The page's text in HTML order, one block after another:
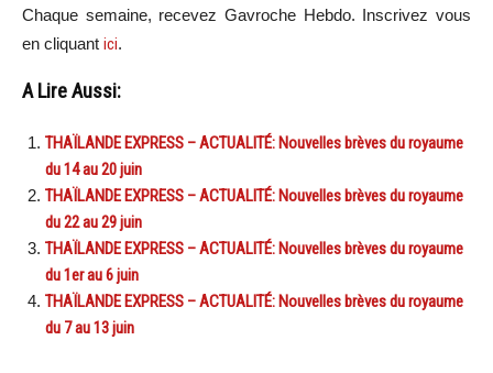
Chaque semaine, recevez Gavroche Hebdo. Inscrivez vous
en cliquant ici.
A Lire Aussi:
THAÏLANDE EXPRESS – ACTUALITÉ: Nouvelles brèves du royaume
du 14 au 20 juin
THAÏLANDE EXPRESS – ACTUALITÉ: Nouvelles brèves du royaume
du 22 au 29 juin
THAÏLANDE EXPRESS – ACTUALITÉ: Nouvelles brèves du royaume
du 1er au 6 juin
THAÏLANDE EXPRESS – ACTUALITÉ: Nouvelles brèves du royaume
du 7 au 13 juin